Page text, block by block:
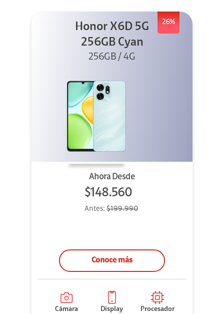
26%
Honor X6D 5G
256GB Cyan
256GB / 4G
Ahora Desde
$148.560
Antes: $199.990
Conoce más
Cámara Display Procesador